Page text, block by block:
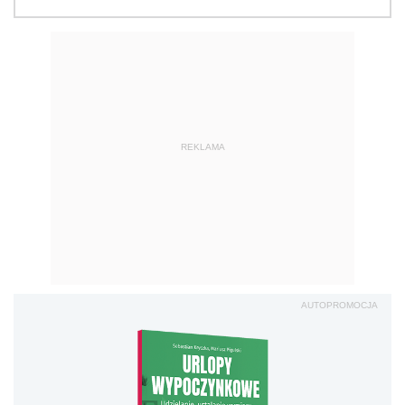
REKLAMA
AUTOPROMOCJA